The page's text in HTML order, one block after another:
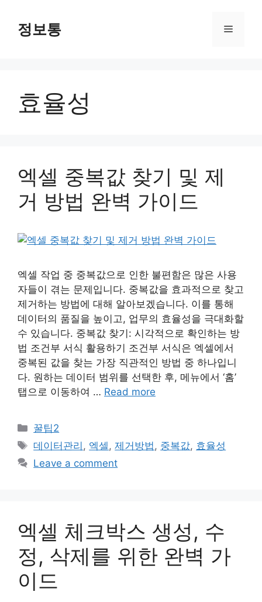
content정보통 Menu
효율성
엑셀 중복값 찾기 및 제
거 방법 완벽 가이드
엑셀 작업 중 중복값으로 인한 불편함은 많은 사용
자들이 겪는 문제입니다. 중복값을 효과적으로 찾고
제거하는 방법에 대해 알아보겠습니다. 이를 통해
데이터의 품질을 높이고, 업무의 효율성을 극대화할
수 있습니다. 중복값 찾기: 시각적으로 확인하는 방
법 조건부 서식 활용하기 조건부 서식은 엑셀에서
중복된 값을 찾는 가장 직관적인 방법 중 하나입니
다. 원하는 데이터 범위를 선택한 후, 메뉴에서 ‘홈’
탭으로 이동하여 … Read more
Categories
꿀팁2
Tags
데이터관리 , 엑셀,제거방법, 중복값, 효율성
Leave a comment
엑셀 체크박스 생성, 수
정, 삭제를 위한 완벽 가
이드